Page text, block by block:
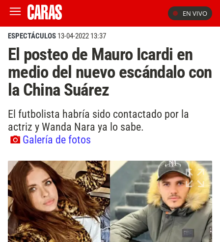
EN VIVO
ESPECTÁCULOS 13-04-2022 13:37
El posteo de Mauro Icardi en
medio del nuevo escándalo con
la China Suárez
El futbolista habría sido contactado por la
actriz y Wanda Nara ya lo sabe.
Galería de fotos